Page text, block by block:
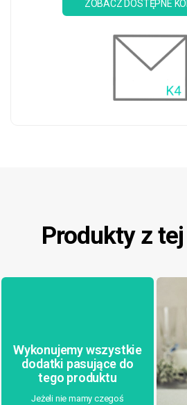
ZOBACZ DOSTĘPNE
Produkty z
Wykonujemy wszystkie
dodatki pasujące do
tego produktu
Jeżeli nie mamy czegoś